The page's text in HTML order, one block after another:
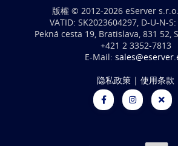
版權 © 2012-2026 eServer
VATID: SK2023604297, D-U-N-
Pekná cesta 19, Bratislava, 831 52,
+421 2 3352-7813
E-Mail:
隐私政策 | 使用条款